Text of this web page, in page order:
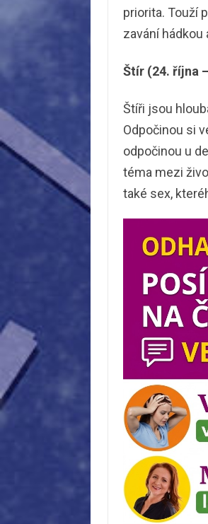
priorita. Touží
zavání
Štír (24. října
Štíři jsou
Odpočinou si
odpočinou u
téma mezi
také sex,